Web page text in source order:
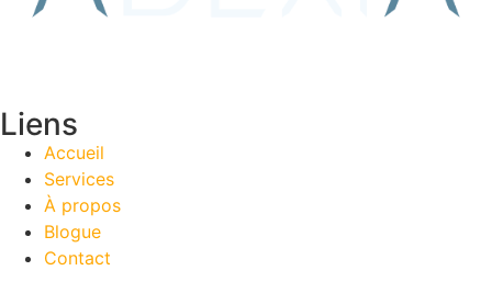
Liens
Accueil
Services
À propos
Blogue
Contact